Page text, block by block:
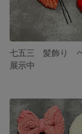
展示中